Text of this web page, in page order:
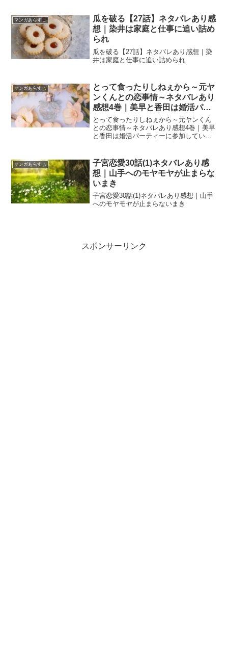
マンガあらすじ
瓜を破る【27話】ネタバレあり感
想｜染井は家庭と仕事に追い詰め
られ
瓜を破る【27話】ネタバレあり感想｜染
井は家庭と仕事に追い詰められ
マンガあらすじ
とって食ったりしねぇから～元ヤ
ンくんとの恋事情～ネタバレあり
感想4巻｜美早と香田は婚活パー
ティーに参加していた！？
とって食ったりしねぇから～元ヤンくん
との恋事情～ネタバレあり感想4巻｜美早
と香田は婚活パーティーに参加してい
マンガあらすじ
子宮恋愛30話(1)ネタバレあり感
想｜山手へのモヤモヤが止まらな
いまき
子宮恋愛30話(1)ネタバレあり感想｜山手
へのモヤモヤが止まらないまき
スポンサーリンク